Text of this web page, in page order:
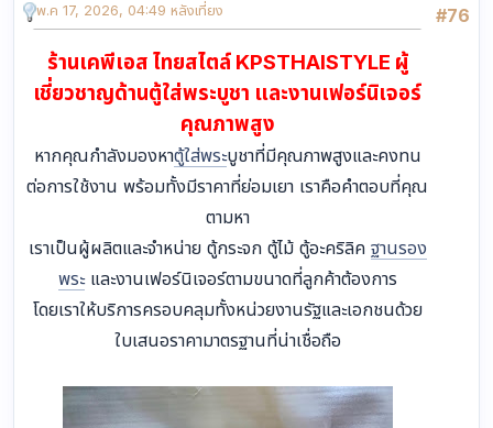
#76
พ.ค 17, 2026, 04:49 หลังเที่ยง
ร้านเคพีเอส ไทยสไตล์ KPSTHAISTYLE ผู้
เชี่ยวชาญด้านตู้ใส่พระบูชา และงานเฟอร์นิเจอร์
คุณภาพสูง
หากคุณกำลังมองหาตู้ใส่พระบูชาที่มีคุณภาพสูงและคงทน
ต่อการใช้งาน พร้อมทั้งมีราคาที่ย่อมเยา เราคือคำตอบที่คุณ
ตามหา
เราเป็นผู้ผลิตและจำหน่าย ตู้กระจก ตู้ไม้ ตู้อะคริลิค ฐานรอง
พระและงานเฟอร์นิเจอร์ตามขนาดที่ลูกค้าต้องการ
โดยเราให้บริการครอบคลุมทั้งหน่วยงานรัฐและเอกชนด้วย
ใบเสนอราคามาตรฐานที่น่าเชื่อถือ